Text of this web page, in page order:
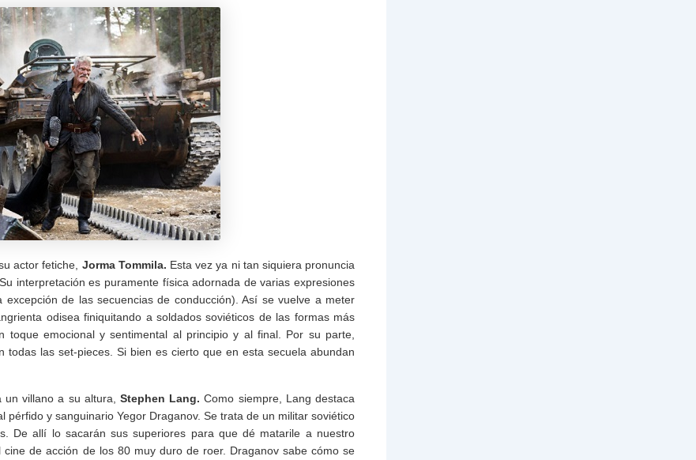
actor fetiche, Jorma Tommila. Esta vez ya ni tan siquiera pronuncia
interpretación es puramente física adornada de varias expresiones
de las secuencias de conducción). Así se vuelve a meter
odisea finiquitando a soldados soviéticos de las formas más
toque emocional y sentimental al principio y al final. Por su parte,
todas las set-pieces. Si bien es cierto que en esta secuela abundan
villano a su altura, Stephen Lang. Como siempre, Lang destaca
y sanguinario Yegor Draganov. Se trata de un militar soviético
De allí lo sacarán sus superiores para que dé matarile a nuestro
de acción de los 80 muy duro de roer. Draganov sabe cómo se